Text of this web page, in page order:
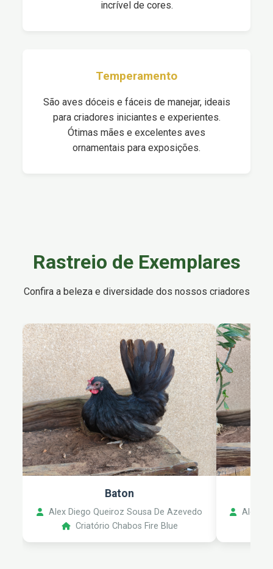
incrível de cores.
Temperamento
São aves dóceis e fáceis de manejar, ideais
para criadores iniciantes e experientes.
Ótimas mães e excelentes aves
ornamentais para exposições.
Rastreio de Exemplares
Confira a beleza e diversidade dos nossos criadores
Baton
Alex Diego Queiroz Sousa De Azevedo
Criatório Chabos Fire Blue
Alex